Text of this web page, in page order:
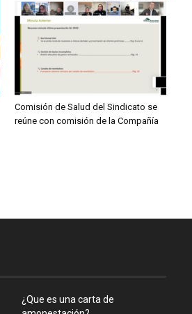
Comisión de Salud del Sindicato se
reúne con comisión de la Compañía
¿Que es una carta de